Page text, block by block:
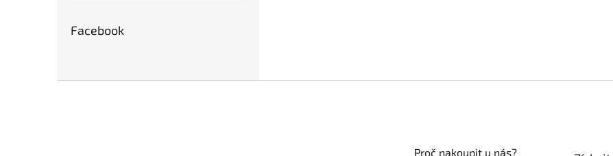
Facebook
Proč nakoupit u nás?